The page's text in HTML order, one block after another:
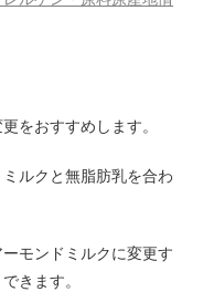
をおすすめします。
ルクと無脂肪乳を合わ
モンドミルクに変更す
きます。